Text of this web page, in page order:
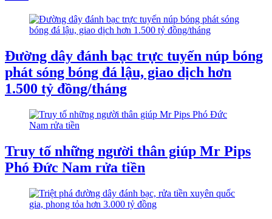
Đường dây đánh bạc trực tuyến núp bóng
phát sóng bóng đá lậu, giao dịch hơn
1.500 tỷ đồng/tháng
Truy tố những người thân giúp Mr Pips
Phó Đức Nam rửa tiền